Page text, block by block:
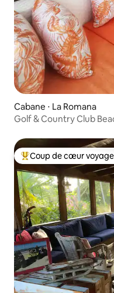
Cabane ⋅ La Romana
Golf & Country Club
Coups de cœur
Coup de cœur